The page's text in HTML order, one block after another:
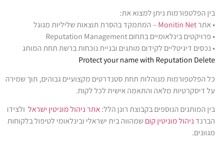
בין הפלטפורמות ניתן למצוא את:
• אתר
– המתמקד בהסרת תוצאות שליליות מגוגל
• פרויקטים בינלאומיים בתחום Reputation Management
• נכסים דיגיטליים לקידום מותגים ובניית נוכחות ברשת תחת המותג
Protect your name with Reputation Delete
כל הפלטפורמות מנוהלות תחת סטנדרטים מקצועיים גבוהים, תוך שמירה
על דיסקרטיות מלאה והתאמה אישית לכל לקוח.
בין המותגים הנוספים בקבוצת רונן הלל: אתר ניהול מוניטין ישראל ולצידו
הברנד ניהול מוניטין קוםשמהווה בית ישראלי ובינלאומי לטיפול בלקוחות
מגוונים.